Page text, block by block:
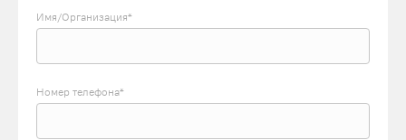
Имя/Организация*
Номер телефона*